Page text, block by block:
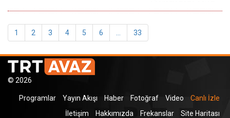
1 2 3 4 5 6 33
© 2026
Programlar Yayın Akışı Haber Fotoğraf Video
Canlı İzle
İletişim
Hakkımızda Frekanslar
Site Haritası